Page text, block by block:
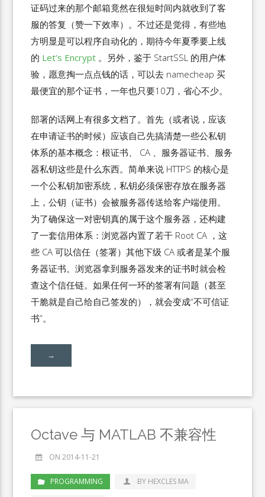
证码过来的那个邮箱竟然在很短时间内就收到了客
服的答复（赞一下效率）。不过还是觉得，有些地
方明显是可以程序自动化的，期待今年夏季要上线
的 Let’s Encrypt 。另外，鉴于 StartSSL 的用户体
验，愿意掏一点点钱的话，可以去 namecheap 买
最便宜的那个证书，一年也只要10刀，省心不少。
部署的话网上有很多文档了。首先（或者说，应该
在申请证书的时候）应该自己先搞清楚一些公私钥
体系的基本概念：根证书、 CA 、服务器证书、服务
器私钥这些是什么东西。简单来说 HTTPS 的核心是
一个公私钥加密系统，私钥必须保密存放在服务器
上，公钥（证书）会被服务器传送给客户端使用。
为了确保这一对密钥真的属于这个服务器，还构建
了一套信用体系：浏览器内置了若干 Root CA ，这
些 CA 可以信任（签署）其他下级 CA 或者是某个服
务器证书。浏览器拿到服务器发来的证书时就会检
查这个信任链。如果任何一环的签署有问题（甚至
干脆就是自己给自己签发的），就会变成“不可信证
书”。
→
Octave 与 MATLAB 不兼容性
ON 2014-11-21
PROGRAMMING BY HEXCLES MA